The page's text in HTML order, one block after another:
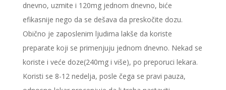
dnevno, uzmite i 120mg jednom dnevno, biće
efikasnije nego da se dešava da preskočite dozu.
Obično je zaposlenim ljudima lakše da koriste
preparate koji se primenjuju jednom dnevno. Nekad se
koriste i veće doze(240mg i više), po preporuci lekara.
Koristi se 8-12 nedelja, posle čega se pravi pauza,